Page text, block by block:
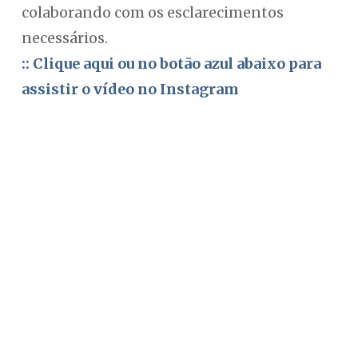
colaborando com os esclarecimentos
necessários.
:: Clique aqui ou no botão azul abaixo para
assistir o vídeo no Instagram